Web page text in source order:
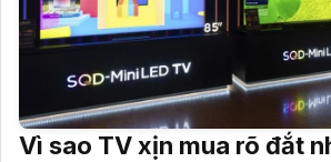
Vì sao TV xịn mua rõ đắt